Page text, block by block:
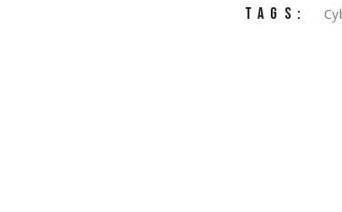
TAGS: